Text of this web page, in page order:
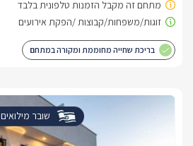
בריכת שחייה מחוממת ומקורה במתחם
שובר מילואים